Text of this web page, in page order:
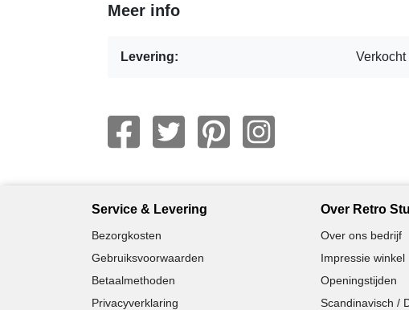
Meer info
Levering: Verkocht
Service & Levering
Bezorgkosten
Gebruiksvoorwaarden
Betaalmethoden
Privacyverklaring
Over Retro
Over ons bedrijf
Impressie winkel
Openingstijden
Scandinavisch /